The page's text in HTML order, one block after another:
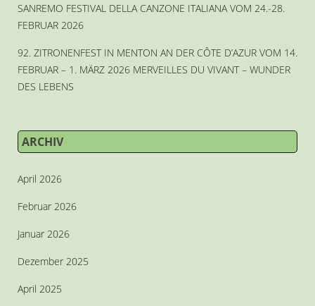
SANREMO FESTIVAL DELLA CANZONE ITALIANA VOM 24.-28.
FEBRUAR 2026
92. ZITRONENFEST IN MENTON AN DER CÔTE D’AZUR VOM 14.
FEBRUAR – 1. MÄRZ 2026 MERVEILLES DU VIVANT – WUNDER
DES LEBENS
ARCHIV
April 2026
Februar 2026
Januar 2026
Dezember 2025
April 2025